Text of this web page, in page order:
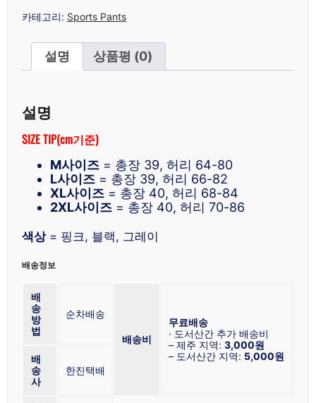
카테고리: Sports Pants
설명 상품평 (0)
설명
SIZE TIP(cm기준)
M사이즈 = 총장 39, 허리 64-80
L사이즈 = 총장 39, 허리 66-82
XL사이즈 = 총장 40, 허리 68-84
2XL사이즈 = 총장 40, 허리 70-86
색상= 핑크, 블랙, 그레이
배송정보
배
송
방
법
순차배송
배송비
무료배송
· 도서산간 추가 배송비
– 제주 지역: 3,000원
– 도서산간 지역: 5,000원
배
송
사
한진택배